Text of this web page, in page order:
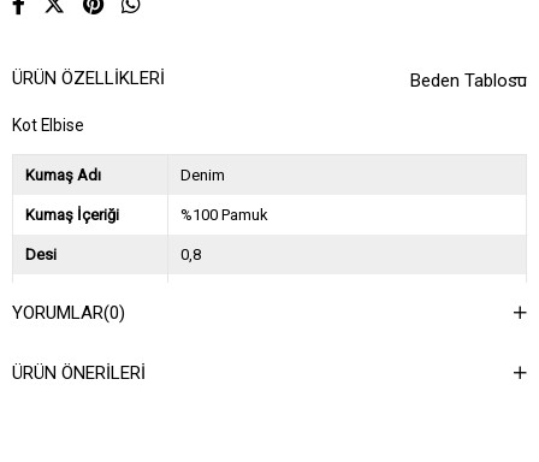
Beden Tablosu
ÜRÜN ÖZELLIKLERI
Kot Elbise
Kumaş Adı Denim
Kumaş İçeriği %100 Pamuk
Desi 0,8
Asorti Bilgisi
YORUMLAR(0)
ÜRÜN ÖNERILERI